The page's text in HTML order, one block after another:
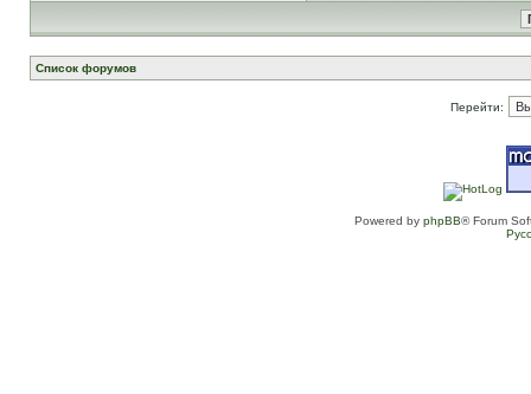
Список форумов
Перейти:
Powered by phpBB® Forum